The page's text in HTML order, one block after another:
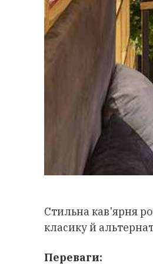
Стильна кав'ярня
класику й
Переваги: